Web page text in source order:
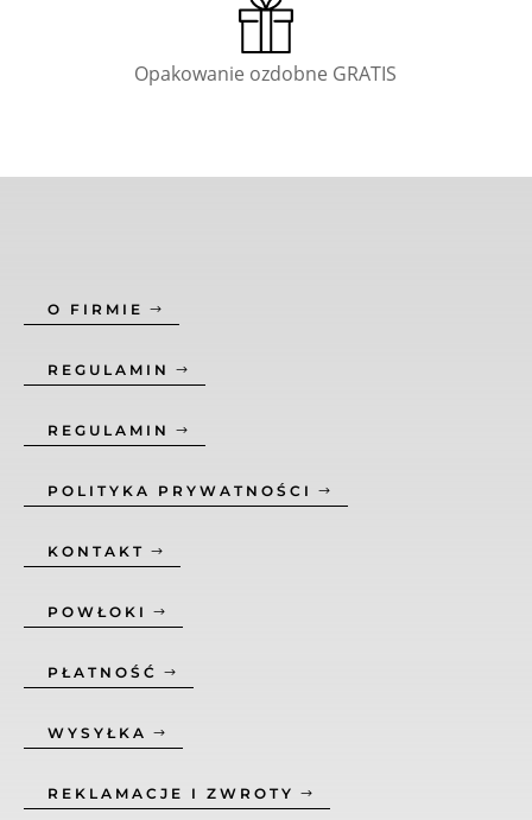
Opakowanie ozdobne GRATIS
O FIRMIE
REGULAMIN
REGULAMIN
POLITYKA PRYWATNOŚCI
KONTAKT
POWŁOKI
PŁATNOŚĆ
WYSYŁKA
REKLAMACJE I ZWROTY